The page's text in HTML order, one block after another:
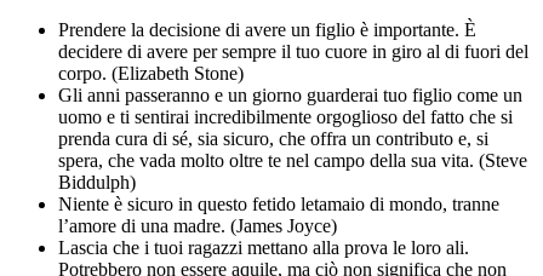
Prendere la decisione di avere un figlio è importante. È
decidere di avere per sempre il tuo cuore in giro al di fuori del
corpo. (Elizabeth Stone)
Gli anni passeranno e un giorno guarderai tuo figlio come un
uomo e ti sentirai incredibilmente orgoglioso del fatto che si
prenda cura di sé, sia sicuro, che offra un contributo e, si
spera, che vada molto oltre te nel campo della sua vita. (Steve
Biddulph)
Niente è sicuro in questo fetido letamaio di mondo, tranne
l’amore di una madre. (James Joyce)
Lascia che i tuoi ragazzi mettano alla prova le loro ali.
Potrebbero non essere aquile, ma ciò non significa che non